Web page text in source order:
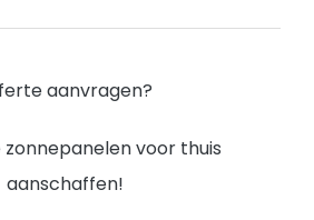
aanvragen?
voor thuis
aanschaffen!